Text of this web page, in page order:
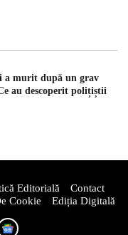
a murit după un grav
au descoperit polițiștii
Editorială
Contact
Cookie Ediția Digitală